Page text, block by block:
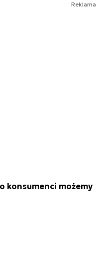
Reklama
konsumenci możemy